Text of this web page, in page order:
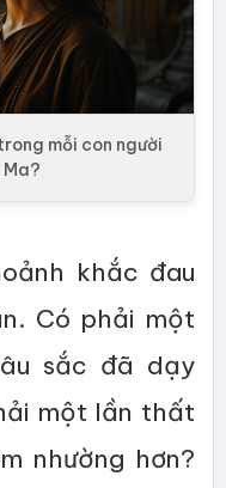
mỗi con người
khắc đau
Có phải một
sắc đã dạy
một lần thất
nhường hơn?